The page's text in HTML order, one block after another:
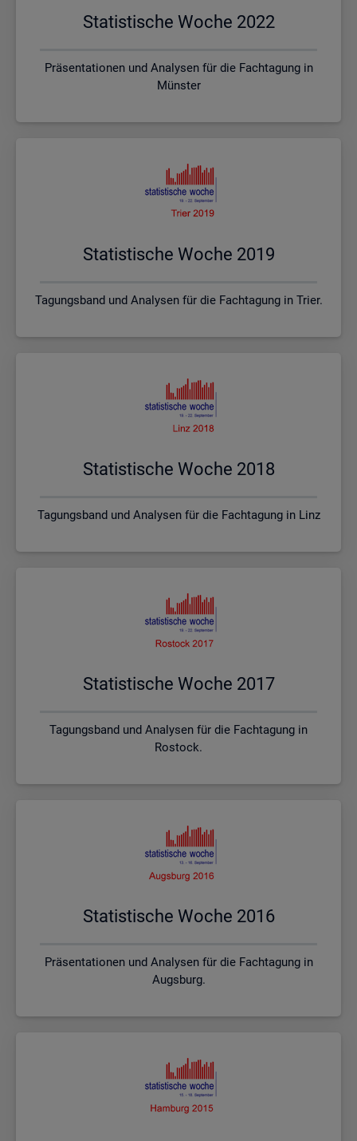
Sta­tis­ti­sche Woche 2022
Präsentationen und Analysen für die Fachtagung in
Münster
Sta­tis­ti­sche Woche 2019
Tagungsband und Analysen für die Fachtagung in Trier.
Sta­tis­ti­sche Woche 2018
Tagungsband und Analysen für die Fachtagung in Linz
Sta­tis­ti­sche Woche 2017
Tagungsband und Analysen für die Fachtagung in
Rostock.
Sta­tis­ti­sche Woche 2016
Präsentationen und Analysen für die Fachtagung in
Augsburg.